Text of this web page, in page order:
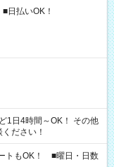
払いOK！
間～OK！ その他
ださい！
トもOK！ ■曜日・日数